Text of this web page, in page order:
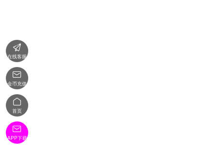

在线客服

金币充值

首页

APP下载